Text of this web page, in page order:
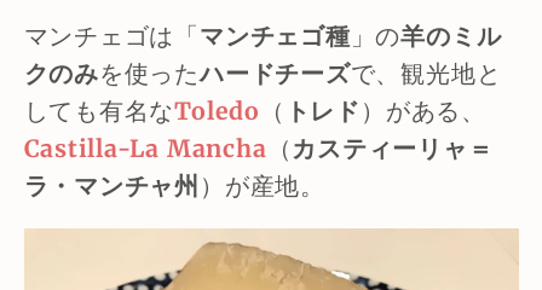
マンチェゴは「マンチェゴ種 」の羊のミル
クのみを使ったハードチーズで、観光地と
しても有名なToledo （ トレド ）がある、
Castilla-La Mancha （ カスティーリャ＝
ラ・マンチャ州 ）が産地。